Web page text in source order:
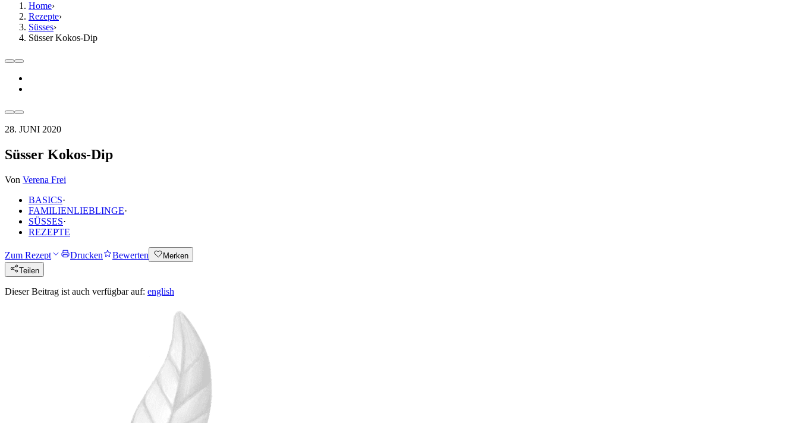
Home›
Rezepte›
Süsses›
Süsser Kokos-Dip
28. JUNI 2020
Süsser Kokos-Dip
Von Verena Frei
BASICS·
FAMILIENLIEBLINGE·
SÜSSES·
REZEPTE
Zum Rezept Drucken Bewerten
Merken
Teilen
Dieser Beitrag ist auch verfügbar auf: english